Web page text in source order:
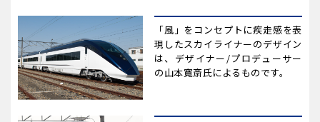
「風」をコンセプトに疾走感を表
現したスカイライナーのデザイン
は、デザイナー/プロデューサー
の山本寛斎氏によるものです。